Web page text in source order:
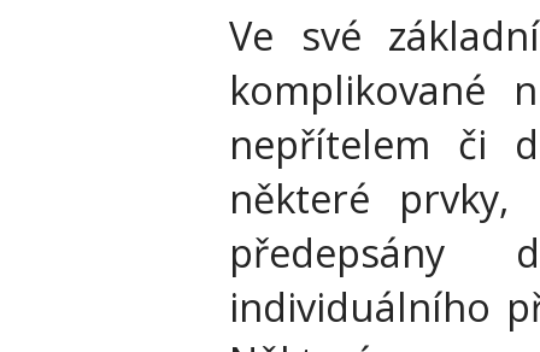
Ve své
komplikované
nepřítelem či
některé
předepsány
individuálního